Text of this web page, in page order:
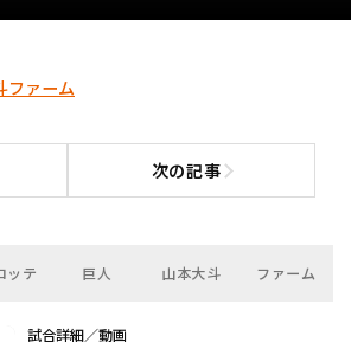
ファーム
次の記事次の記事へ
ッテ 巨人 山本大斗 ファーム
試合詳細／動画